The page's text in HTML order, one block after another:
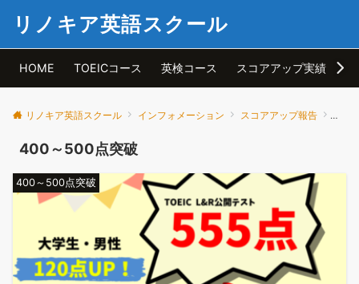
リノキア英語スクール
HOME TOEICコース 英検コース スコアアップ実績
リノキア英語スクール インフォメーション スコアアップ報告 400
400～500点突破
400～500点突破